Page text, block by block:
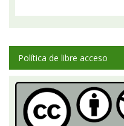
Política de libre acceso